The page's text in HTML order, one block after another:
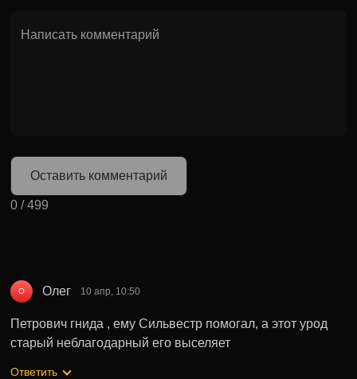
Оставить комментарий
0 /499
О Олег 10 апр, 10:50
Петрович гнида , ему Сильвестр помогал, а этот урод
старый неблагодарный его выселяет
Ответить